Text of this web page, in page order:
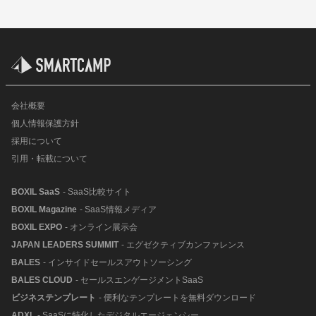
会社概要
個人情報保護方針
採用について
引用・転載について
BOXIL SaaS - SaaS比較サイト
BOXIL Magazine - SaaS情報メディア
BOXIL EXPO - オンライン展示会
JAPAN LEADERS SUMMIT - エグゼクティブカンファレンス
BALES - インサイドセールスアウトソーシング
BALES CLOUD - セールスエンゲージメントSaaS
ビジネステンプレート - 便利なテンプレートを無料ダウンロード